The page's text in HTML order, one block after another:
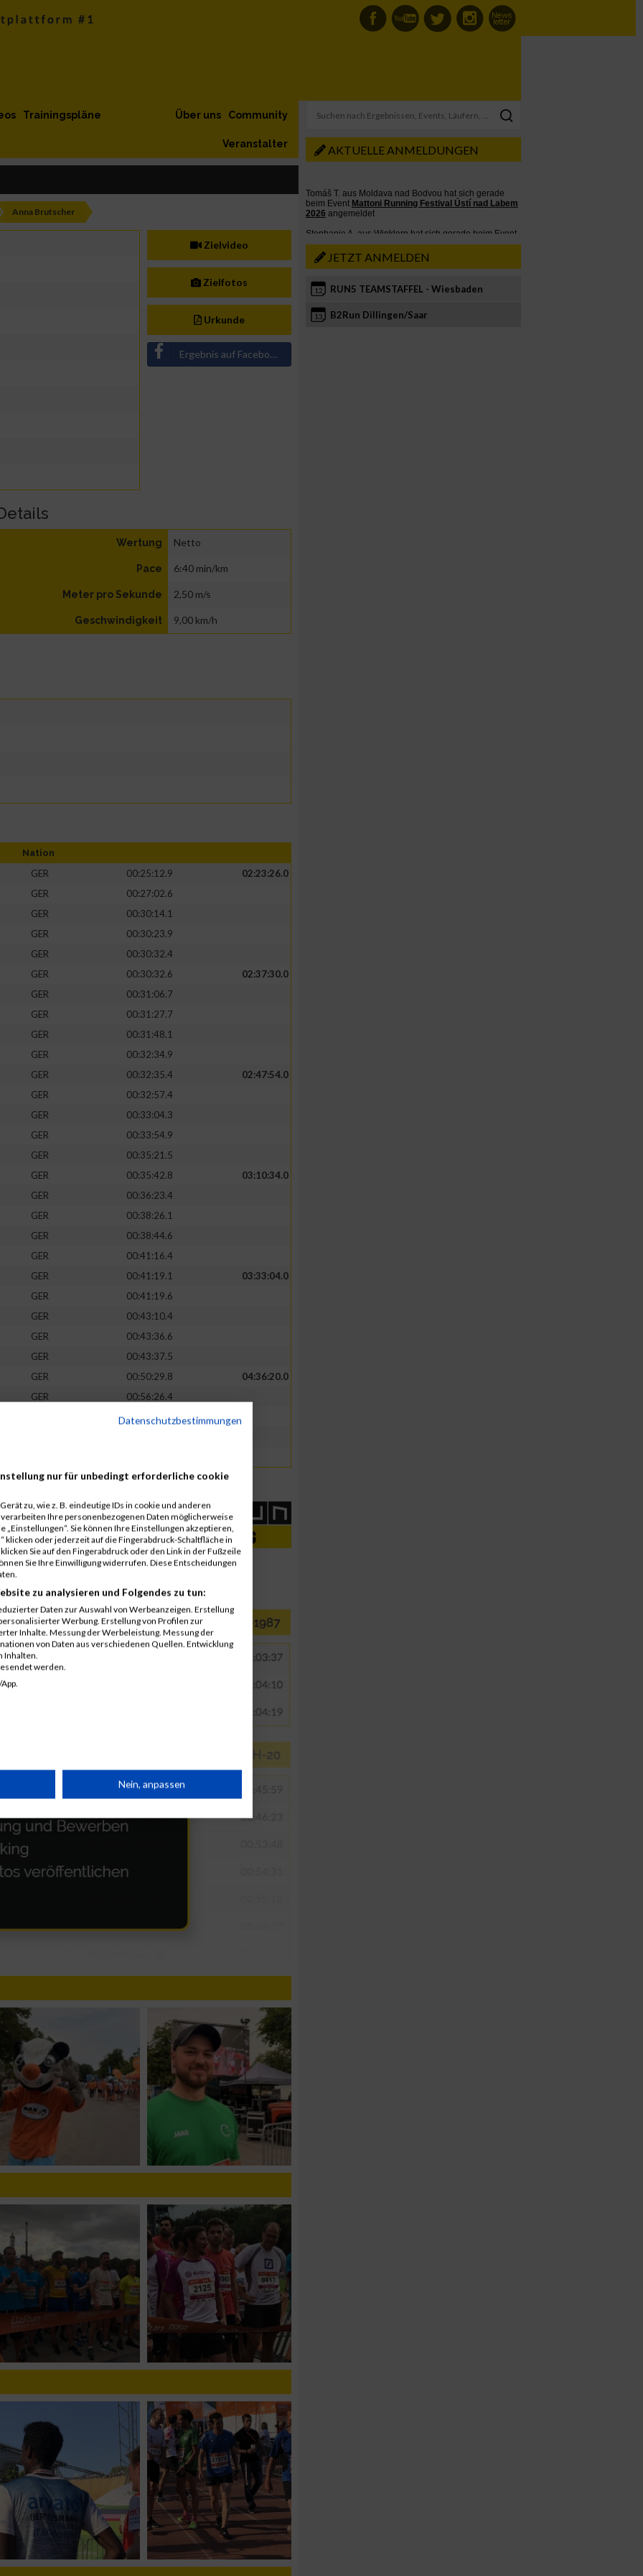
Trainingspläne Community
Über uns
Veranstalter
Anna Brutscher
Zielvideo
Zielfotos
Urkunde
Ergebnis auf Facebook teilen
Wertung Netto
Pace 6:40 min/km
Meter pro Sekunde 2,50 m/s
Geschwindigkeit 9,00 km/h
Nation
GER 00:25:12.9
02:23:26.0
GER
00:27:02.6
GER
00:30:14.1
GER
00:30:23.9
GER
00:30:32.4
GER 00:30:32.6
02:37:30.0
GER
00:31:06.7
GER
00:31:27.7
GER
00:31:48.1
GER
00:32:34.9
GER 00:32:35.4
02:47:54.0
GER
00:32:57.4
GER
00:33:04.3
GER
00:33:54.9
GER
00:35:21.5
GER 00:35:42.8
03:10:34.0
GER
00:36:23.4
GER
00:38:26.1
GER
00:38:44.6
GER
00:41:16.4
GER 00:41:19.1
03:33:04.0
GER
00:41:19.6
GER
00:43:10.4
GER
00:43:36.6
GER
00:43:37.5
GER 00:50:29.8
04:36:20.0
GER
00:56:26.4
00:56:27.4
AKTUELLE ANMELDUNGEN
JETZT ANMELDEN
12 RUN5 TEAMSTAFFEL - Wiesbaden
13 B2Run Dillingen/Saar
Datenschutzbestimmungen
nur für unbedingt erforderliche cookie
zu, wie z. B. eindeutige IDs in cookie und anderen
Ihre personenbezogenen Daten möglicherweise
Sie können Ihre Einstellungen akzeptieren,
klicken oder jederzeit auf die Fingerabdruck-Schaltfläche in
Sie auf den Fingerabdruck oder den Link in der Fußzeile
Sie Ihre Einwilligung widerrufen. Diese Entscheidungen
zu analysieren und Folgendes zu tun:
Daten zur Auswahl von Werbeanzeigen. Erstellung
Werbung. Erstellung von Profilen zur
Inhalte. Messung der Werbeleistung. Messung der
von Daten aus verschiedenen Quellen. Entwicklung
Inhalten.
werden.
Daten aus
Nein, anpassen